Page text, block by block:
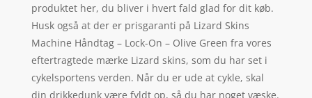
produktet her, du bliver i hvert fald glad for dit køb.
Husk også at der er prisgaranti på Lizard Skins
Machine Håndtag – Lock-On – Olive Green fra vores
eftertragtede mærke Lizard skins, som du har set i
cykelsportens verden. Når du er ude at cykle, skal
din drikkedunk være fyldt op, så du har noget væske.